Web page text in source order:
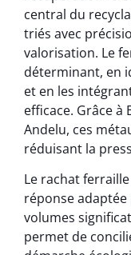
central du
triés avec
valorisation. Le
déterminant, en
et en les
efficace. Grâce à
Andelu, ces
réduisant la
Le rachat
réponse
volumes
permet de